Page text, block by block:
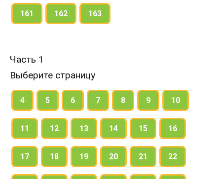
161 162 163
Часть 1
Выберите страницу
4 5 6 7 8 9 10
11 12 13 14 15 16
17 18 19 20 21 22